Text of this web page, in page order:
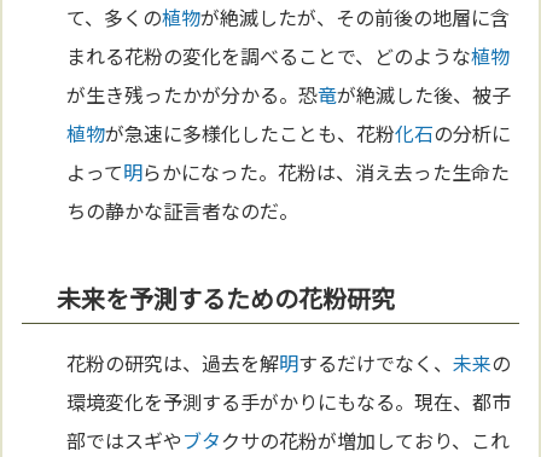
て、多くの植物が絶滅したが、その前後の地層に含
まれる花粉の変化を調べることで、どのような植物
が生き残ったかが分かる。恐竜が絶滅した後、被子
植物が急速に多様化したことも、花粉化石の分析に
よって明らかになった。花粉は、消え去った生命た
ちの静かな証言者なのだ。
未来を予測するための花粉研究
花粉の研究は、過去を解明するだけでなく、未来の
環境変化を予測する手がかりにもなる。現在、都市
部ではスギやブタクサの花粉が増加しており、これ